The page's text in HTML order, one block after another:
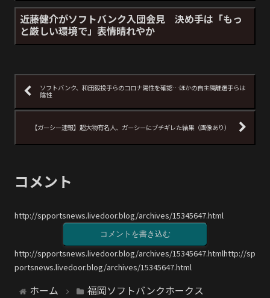
近藤健介がソフトバンク入団会見 決め手は「もっ
と厳しい環境で」表情晴れやか
ソフトバンク、和田毅投手らのコロナ陽性を確認…ほかの自主隔離選手らは
陰性
【ガーシー速報】超大物有名人、ガーシーにブチギレた結果（画像あり）
コメント
http://spportsnews.livedoor.blog/archives/15345647.html
コメントを書き込む
http://spportsnews.livedoor.blog/archives/15345647.htmlhttp://sp
portsnews.livedoor.blog/archives/15345647.html
ホーム 福岡ソフトバンクホークス